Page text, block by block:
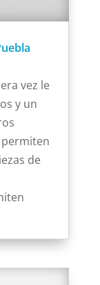
vez le
y un
de